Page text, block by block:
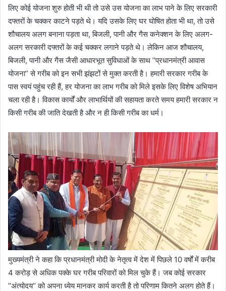
लिए कोई योजना शुरु होती भी थी तो उसे उस योजना का लाभ पाने के लिए सरकारी
दफ्तरों के चक्कर काटने पड़ते थे। यदि उसके लिए घर घोषित होता भी था, तो उसे
शौचालय अलग बनाना पड़ता था, बिजली, पानी और गैस कनेक्शन के लिए अलग-
अलग सरकारी दफ्तरों के कई चक्कर लगाने पड़ते थे। लेकिन आज शौचालय,
बिजली, पानी और गैस जैसी आधारभूत सुविधाओं के साथ ’’प्रधानमंत्री आवास
योजना’’ से गरीब को इन सभी झंझटों से मुक्त करती है। हमारी सरकार गरीब के
पास स्वयं पहुंच रही हैं, हर योजना का लाभ गरीब को मिले इसके लिए विशेष अभियान
चला रही है। विकास कार्यों और लाभार्थियों की सहायता करते समय हमारी सरकार न
किसी गरीब की जाति देखती है और न ही किसी गरीब का धर्म।
मुख्यमंत्री ने कहा कि प्रधानमंत्री मोदी के नेतृत्व में देश में पिछले 10 वर्षों में करीब
4 करोड़ से अधिक पक्के घर गरीब परिवारों को मिल चुके हैं। जब कोई सरकार
’’अंत्योदय’’ को अपना ध्येय मानकर कार्य करती है तो परिणाम कितने अलग होते हैं।